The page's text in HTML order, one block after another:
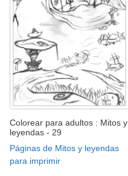
Colorear para adultos : Mitos y
leyendas - 29
Páginas de Mitos y leyendas
para imprimir